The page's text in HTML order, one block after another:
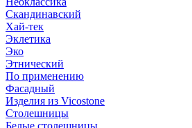
Скандинавский
Хай-тек
Эклетика
Эко
Этнический
По применению
Фасадный
Изделия из Vicostone
Столешницы
Белые столешницы